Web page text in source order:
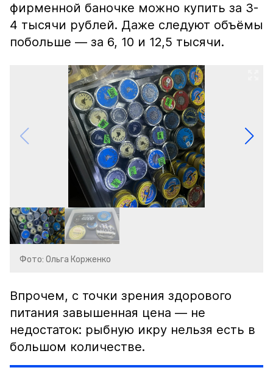
фирменной баночке можно купить за 3-
4 тысячи рублей. Даже следуют объёмы
побольше — за 6, 10 и 12,5 тысячи.
Фото: Ольга Корженко
Впрочем, с точки зрения здорового
питания завышенная цена — не
недостаток: рыбную икру нельзя есть в
большом количестве.